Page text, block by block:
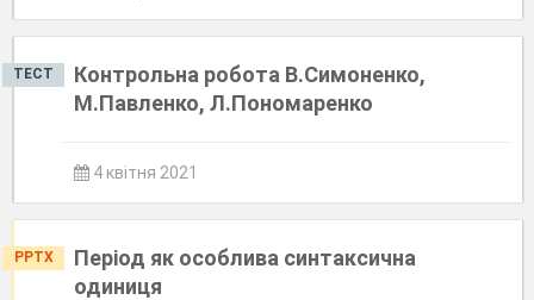
ТЕСТ
Контрольна робота В.Симоненко,
М.Павленко, Л.Пономаренко
4 квітня 2021
PPTX
Період як особлива синтаксична
одиниця